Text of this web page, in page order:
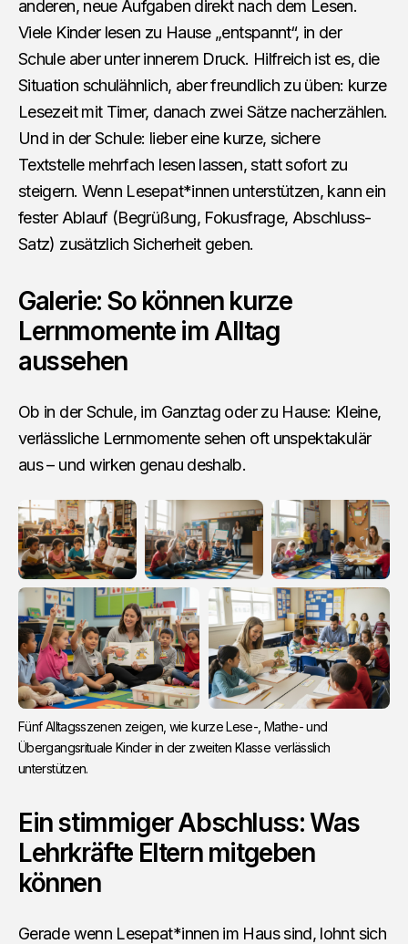
anderen, neue Aufgaben direkt nach dem Lesen.
Viele Kinder lesen zu Hause „entspannt“, in der
Schule aber unter innerem Druck. Hilfreich ist es, die
Situation schulähnlich, aber freundlich zu üben: kurze
Lesezeit mit Timer, danach zwei Sätze nacherzählen.
Und in der Schule: lieber eine kurze, sichere
Textstelle mehrfach lesen lassen, statt sofort zu
steigern. Wenn Lesepat*innen unterstützen, kann ein
fester Ablauf (Begrüßung, Fokusfrage, Abschluss-
Satz) zusätzlich Sicherheit geben.
Galerie: So können kurze
Lernmomente im Alltag
aussehen
Ob in der Schule, im Ganztag oder zu Hause: Kleine,
verlässliche Lernmomente sehen oft unspektakulär
aus – und wirken genau deshalb.
Fünf Alltagsszenen zeigen, wie kurze Lese-, Mathe- und
Übergangsrituale Kinder in der zweiten Klasse verlässlich
unterstützen.
Ein stimmiger Abschluss: Was
Lehrkräfte Eltern mitgeben
können
Gerade wenn Lesepat*innen im Haus sind, lohnt sich